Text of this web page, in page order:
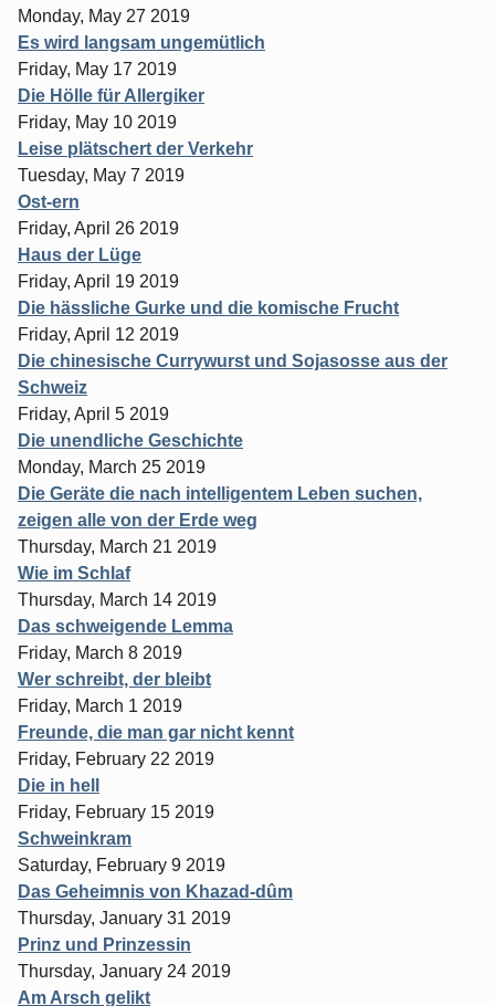
Monday, May 27 2019
Es wird langsam ungemütlich
Friday, May 17 2019
Die Hölle für Allergiker
Friday, May 10 2019
Leise plätschert der Verkehr
Tuesday, May 7 2019
Ost-ern
Friday, April 26 2019
Haus der Lüge
Friday, April 19 2019
Die hässliche Gurke und die komische Frucht
Friday, April 12 2019
Die chinesische Currywurst und Sojasosse aus der
Schweiz
Friday, April 5 2019
Die unendliche Geschichte
Monday, March 25 2019
Die Geräte die nach intelligentem Leben suchen,
zeigen alle von der Erde weg
Thursday, March 21 2019
Wie im Schlaf
Thursday, March 14 2019
Das schweigende Lemma
Friday, March 8 2019
Wer schreibt, der bleibt
Friday, March 1 2019
Freunde, die man gar nicht kennt
Friday, February 22 2019
Die in hell
Friday, February 15 2019
Schweinkram
Saturday, February 9 2019
Das Geheimnis von Khazad-dûm
Thursday, January 31 2019
Prinz und Prinzessin
Thursday, January 24 2019
Am Arsch gelikt